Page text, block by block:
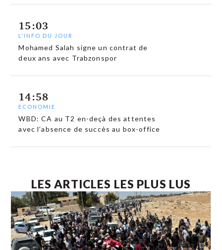
15:03
L'INFO DU JOUR
Mohamed Salah signe un contrat de
deux ans avec Trabzonspor
14:58
ECONOMIE
WBD: CA au T2 en-deçà des attentes
avec l’absence de succès au box-office
LES ARTICLES LES PLUS LUS